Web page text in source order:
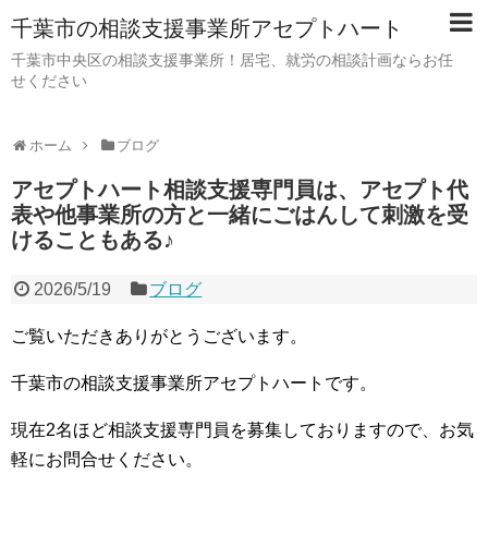
千葉市の相談支援事業所アセプトハート
千葉市中央区の相談支援事業所！居宅、就労の相談計画ならお任
せください
ホーム ブログ
アセプトハート相談支援専門員は、アセプト代
表や他事業所の方と一緒にごはんして刺激を受
けることもある♪
2026/5/19 ブログ
ご覧いただきありがとうございます。
千葉市の相談支援事業所アセプトハートです。
現在2名ほど相談支援専門員を募集しておりますので、お気
軽にお問合せください。